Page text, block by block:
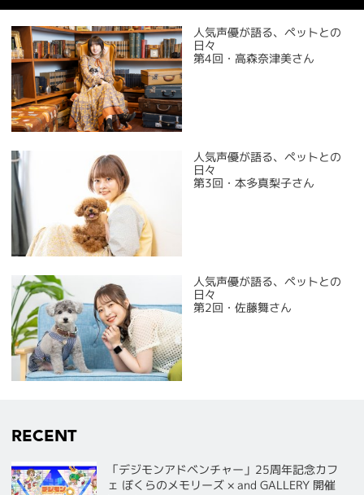
人気声優が語る、ペットとの
日々
第4回・高森奈津美さん
人気声優が語る、ペットとの
日々
第3回・本多真梨子さん
人気声優が語る、ペットとの
日々
第2回・佐藤舞さん
RECENT
「デジモンアドベンチャー」25周年記念カフ
ェ ぼくらのメモリーズ × and GALLERY 開催